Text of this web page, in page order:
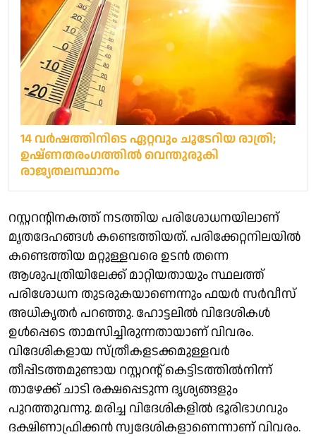
14 വർഷത്തിനിടെ ഏറ്റവും ചൂടേറിയ രാത്രി;
ഉഷ്ണതരംഗത്തിൽ വെന്തുരുകി
രാജ്യതലസ്ഥാനം
റസ്റ്ററന്റിനകത്ത് നടത്തിയ പരിശോധനയിലാണ്
മൃതദേഹങ്ങള്‍ കണ്ടെത്തിയത്. പരിക്കേറ്റനിലയില്‍
കണ്ടെത്തിയ മറ്റുള്ളവരെ ഉടന്‍ തന്നെ
ആശുപത്രിയിലേക്ക് മാറ്റിയതായും സ്ഥലത്ത്
പരിശോധന തുടരുകയാണെന്നും ഫയര്‍ സര്‍വീസ്
അധികൃതര്‍ പറഞ്ഞു. ഹോട്ടലില്‍ വിദേശികള്‍
ഉള്‍പ്പെടെ താമസിച്ചിരുന്നതായാണ് വിവരം.
വിദേശികളായ സ്ത്രീകളടക്കമുള്ളവര്‍
തീപ്പിടത്തമുണ്ടായ റസ്റ്ററന്റ് കെട്ടിടത്തില്‍നിന്ന്
താഴേക്ക് ചാടി രക്ഷപ്പെടുന്ന ദൃശ്യങ്ങളും
പുറത്തുവന്നു. മരിച്ച വിദേശികളില്‍ ഭൂരിഭാഗവും
ദക്ഷിണാഫ്രിക്കന്‍ സ്വദേശികളാണെന്നാണ് വിവരം.